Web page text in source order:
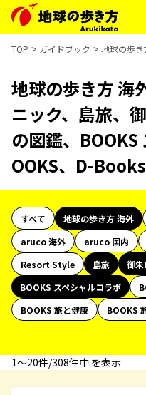
TOP ガイドブック 地球の歩
地球の歩き方 海
ニック、島旅、
の図鑑、
OOKS、D-
すべて 地球の歩き方 海外
aruco 海外
aruco 国内
Resort Style
島旅 御朱
BOOKS スペシャルコラボ
BOOKS 旅と健康
BOOKS
1〜20件/308件中 を表示